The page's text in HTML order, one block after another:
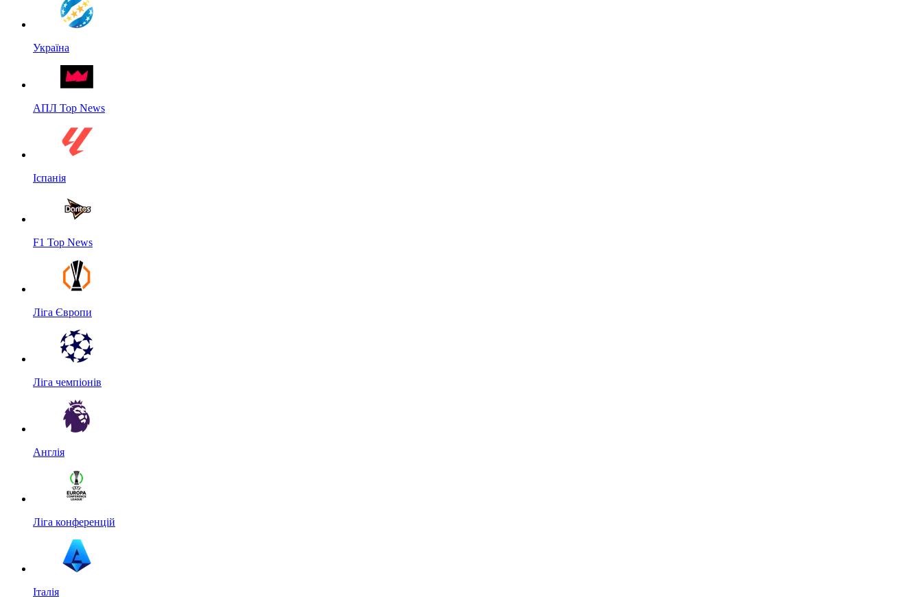
Україна
АПЛ Top News
Іспанія
F1 Top News
Ліга Європи
Ліга чемпіонів
Англія
Ліга конференцій
Італія